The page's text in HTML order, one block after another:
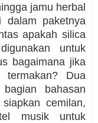
jamu herbal
dalam paketnya
apakah silica
untuk
bagaimana jika
Dua
bahasan
cemilan,
musik untuk